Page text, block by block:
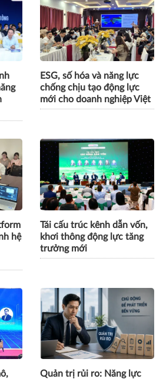
ESG, số hóa và năng lực
chống chịu tạo động lực
mới cho doanh nghiệp Việt
hệ
Tái cấu trúc kênh dẫn vốn,
khơi thông động lực tăng
trưởng mới
Quản trị rủi ro: Năng lực